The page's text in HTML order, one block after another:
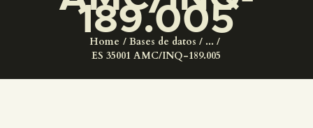
189.005
Home Bases de datos
...
ES 35001 AMC/INQ-189.005
ACTIVIDADES